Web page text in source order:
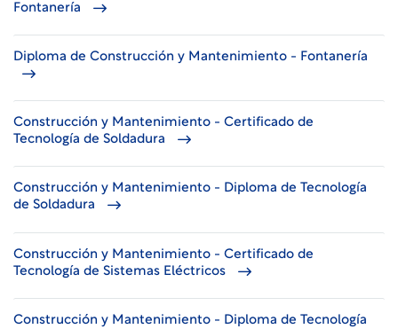
Fontanería
Diploma de Construcción y Mantenimiento - Fontanería
Construcción y Mantenimiento - Certificado de
Tecnología de Soldadura
Construcción y Mantenimiento - Diploma de Tecnología
de Soldadura
Construcción y Mantenimiento - Certificado de
Tecnología de Sistemas Eléctricos
Construcción y Mantenimiento - Diploma de Tecnología